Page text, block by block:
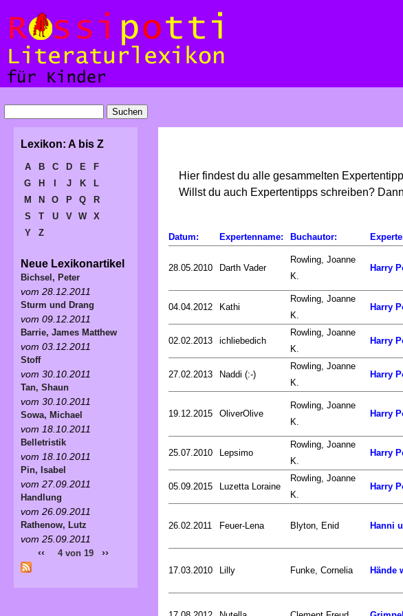
Hier findest du alle gesammelten
Willst du auch Expertentipps schreiben? Dann
Datum: Expertenname: Buchautor:
28.05.2010 Darth Vader
Rowling, Joanne
K.
Harry
04.04.2012 Kathi
Rowling, Joanne
K.
Harry
02.02.2013 ichliebedich
Rowling, Joanne
K.
Harry
27.02.2013 Naddi (:-)
Rowling, Joanne
K.
Harry
19.12.2015 OliverOlive
Rowling, Joanne
K.
Harry
25.07.2010 Lepsimo
Rowling, Joanne
K.
Harry
05.09.2015 Luzetta Loraine
Rowling, Joanne
K.
Harry
26.02.2011 Feuer-Lena Blyton, Enid Hanni
17.03.2010 Lilly Funke, Cornelia Hände
Lexikon: A bis Z
A B C D E
F
G
H J K
L
M
N O P Q
R
S
T U V W
X
Y
Z
Neue Lexikonartikel
Bichsel, Peter
vom 28.12.2011
Sturm und Drang
vom 09.12.2011
Barrie, James Matthew
vom 03.12.2011
Stoff
vom 30.10.2011
Tan, Shaun
vom 30.10.2011
Sowa, Michael
vom 18.10.2011
Belletristik
vom 18.10.2011
Pin, Isabel
vom 27.09.2011
Handlung
vom 26.09.2011
Rathenow, Lutz
vom 25.09.2011
‹‹ 4 von 19 ››